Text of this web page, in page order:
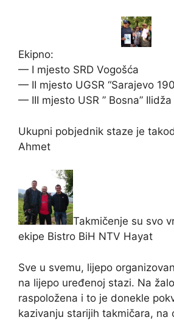
Ekipno:
— I mjesto SRD Vogošća
— II mjesto UGSR “Sarajevo
— III mjesto USR ” Bosna” Ilidža
Ukupni pobjednik staze je
Ahmet
Takmičenje su svo
ekipe Bistro BiH NTV Hayat
Sve u svemu, lijepo
na lijepo uređenoj stazi. Na
raspoložena i to je donekle
kazivanju starijih takmičara, na